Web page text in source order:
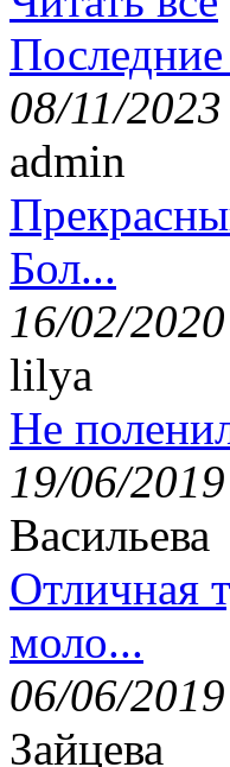
08/11/2023
admin
Бол...
16/02/2020
lilya
Не
19/06/2019
Васильева
Отличная
моло...
06/06/2019
Зайцева